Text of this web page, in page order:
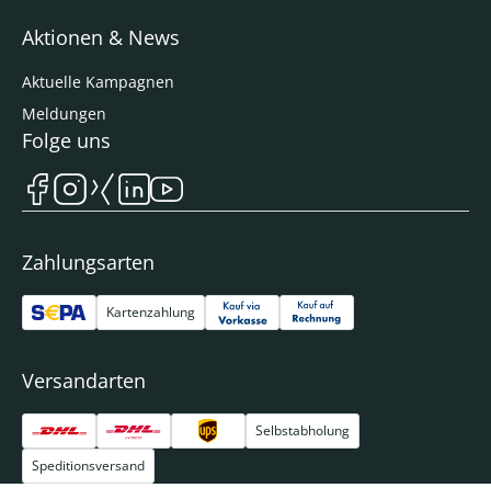
Aktionen & News
Aktuelle Kampagnen
Meldungen
Zahlungsarten
Kartenzahlung
Versandarten
Selbstabholung
Speditionsversand
Folge uns